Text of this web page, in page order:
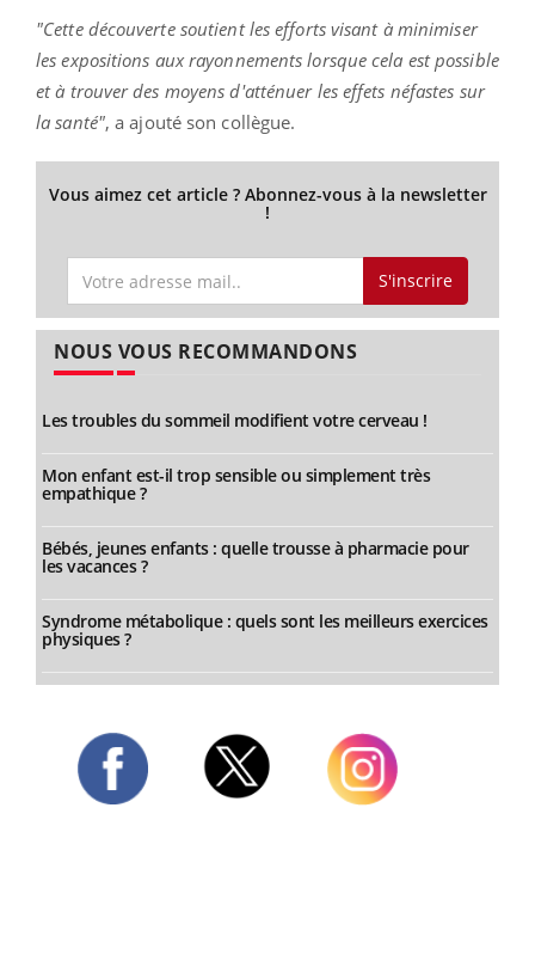
"Cette découverte soutient les efforts visant à minimiser
les expositions aux rayonnements lorsque cela est possible
et à trouver des moyens d'atténuer les effets néfastes sur
la santé", a ajouté son collègue.
Vous aimez cet article ? Abonnez-vous à la newsletter
!
S'inscrire
NOUS VOUS RECOMMANDONS
Les troubles du sommeil modifient votre cerveau !
Mon enfant est-il trop sensible ou simplement très
empathique ?
Bébés, jeunes enfants : quelle trousse à pharmacie pour
les vacances ?
Syndrome métabolique : quels sont les meilleurs exercices
physiques ?